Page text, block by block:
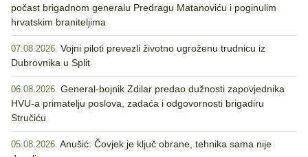
počast brigadnom generalu Predragu Matanoviću i poginulim
hrvatskim braniteljima
07.08.2026. Vojni piloti prevezli životno ugroženu trudnicu iz
Dubrovnika u Split
06.08.2026. General-bojnik Zdilar predao dužnosti zapovjednika
HVU-a primatelju poslova, zadaća i odgovornosti brigadiru
Stručiću
05.08.2026. Anušić: Čovjek je ključ obrane, tehnika sama nije